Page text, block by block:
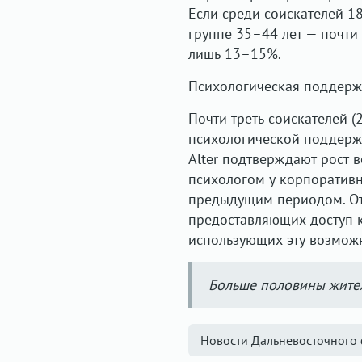
Если среди соискателей
группе 35–44 лет —
лишь 13–15%.
Психологическая
Почти треть
психологической
Alter подтверждают рост
психологом у
предыдущим периодом.
предоставляющих доступ
использующих эту
Больше половины
Новости